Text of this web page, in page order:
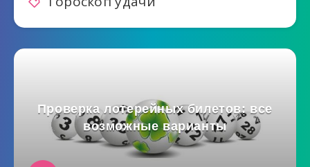
Проверка лотерейных билетов: все
возможные варианты